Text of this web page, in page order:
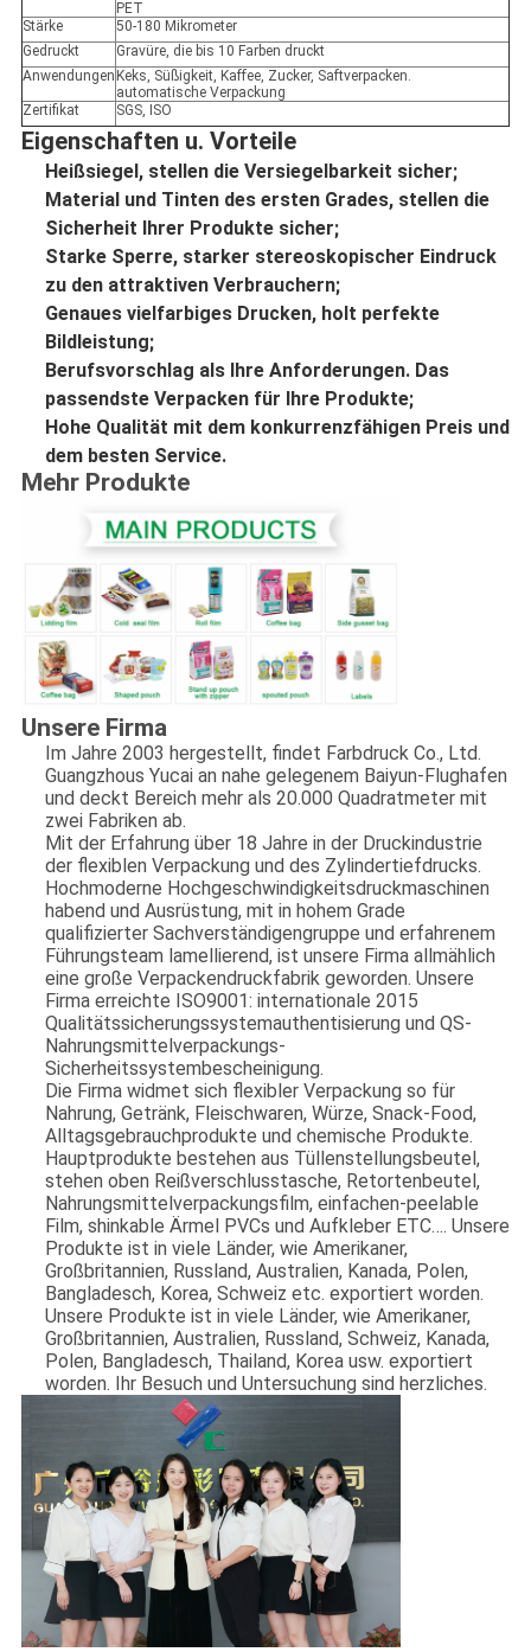
PET
Stärke
50-180 Mikrometer
Gedruckt
Gravüre, die bis 10 Farben druckt
Anwendungen Keks, Süßigkeit, Kaffee, Zucker, Saftverpacken.
automatische Verpackung
Zertifikat
SGS, ISO
Eigenschaften u. Vorteile
Heißsiegel, stellen die Versiegelbarkeit sicher;
Material und Tinten des ersten Grades, stellen die
Sicherheit Ihrer Produkte sicher;
Starke Sperre, starker stereoskopischer Eindruck
zu den attraktiven Verbrauchern;
Genaues vielfarbiges Drucken, holt perfekte
Bildleistung;
Berufsvorschlag als Ihre Anforderungen. Das
passendste Verpacken für Ihre Produkte;
Hohe Qualität mit dem konkurrenzfähigen Preis und
dem besten Service.
Mehr Produkte
Unsere Firma
Im Jahre 2003 hergestellt, findet Farbdruck Co., Ltd.
Guangzhous Yucai an nahe gelegenem Baiyun-Flughafen
und deckt Bereich mehr als 20.000 Quadratmeter mit
zwei Fabriken ab.
Mit der Erfahrung über 18 Jahre in der Druckindustrie
der flexiblen Verpackung und des Zylindertiefdrucks.
Hochmoderne Hochgeschwindigkeitsdruckmaschinen
habend und Ausrüstung, mit in hohem Grade
qualifizierter Sachverständigengruppe und erfahrenem
Führungsteam lamellierend, ist unsere Firma allmählich
eine große Verpackendruckfabrik geworden. Unsere
Firma erreichte ISO9001: internationale 2015
Qualitätssicherungssystemauthentisierung und QS-
Nahrungsmittelverpackungs-
Sicherheitssystembescheinigung.
Die Firma widmet sich flexibler Verpackung so für
Nahrung, Getränk, Fleischwaren, Würze, Snack-Food,
Alltagsgebrauchprodukte und chemische Produkte.
Hauptprodukte bestehen aus Tüllenstellungsbeutel,
stehen oben Reißverschlusstasche, Retortenbeutel,
Nahrungsmittelverpackungsfilm, einfachen-peelable
Film, shinkable Ärmel PVCs und Aufkleber ETC…. Unsere
Produkte ist in viele Länder, wie Amerikaner,
Großbritannien, Russland, Australien, Kanada, Polen,
Bangladesch, Korea, Schweiz etc. exportiert worden.
Unsere Produkte ist in viele Länder, wie Amerikaner,
Großbritannien, Australien, Russland, Schweiz, Kanada,
Polen, Bangladesch, Thailand, Korea usw. exportiert
worden. Ihr Besuch und Untersuchung sind herzliches.